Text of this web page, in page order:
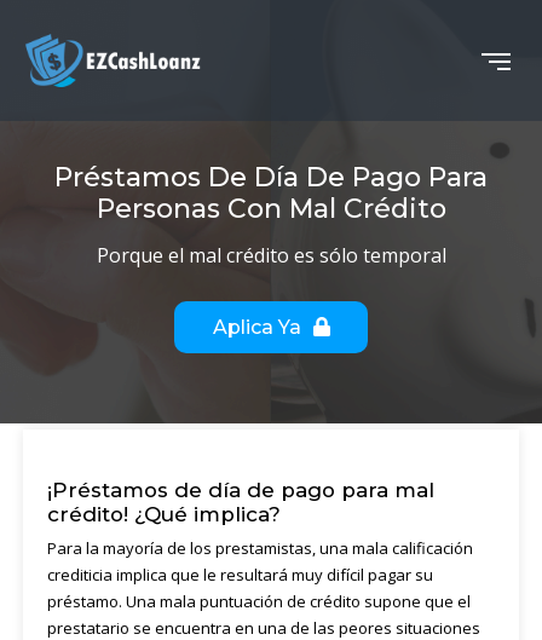
Préstamos De Día De Pago Para
Personas Con Mal Crédito
Porque el mal crédito es sólo temporal
Aplica Ya
¡Préstamos de día de pago para mal
crédito! ¿Qué implica?
Para la mayoría de los prestamistas, una mala calificación
crediticia implica que le resultará muy difícil pagar su
préstamo. Una mala puntuación de crédito supone que el
prestatario se encuentra en una de las peores situaciones